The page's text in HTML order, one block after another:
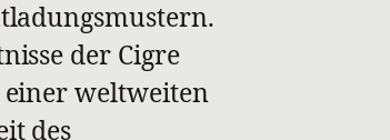
der Cigre
einer weltweiten
des